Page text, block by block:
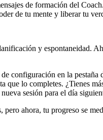
de formación del
de tu mente y liberar tu
y espontaneidad.
configuración en la
lo completes. ¿Tienes
sesión para el día
ahora, tu progreso se